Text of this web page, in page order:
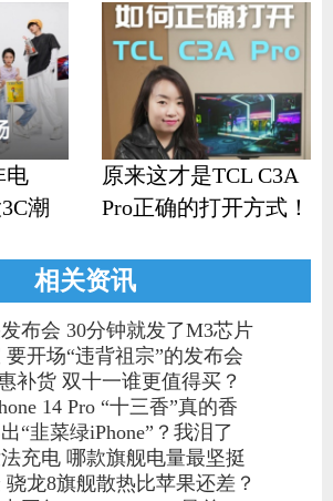
电
潮
原来这才是TCL C3A
Pro正确的打开方式！
相关资讯
布会 30分钟就发了M3芯片
开场“违背祖宗”的发布会
补货 双十一谁更值得买？
14 Pro “十三香”真的香
“韭菜绿iPhone”？我泪了
充电 哪款旗舰电量最坚挺
龙8旗舰散热比苹果还差？